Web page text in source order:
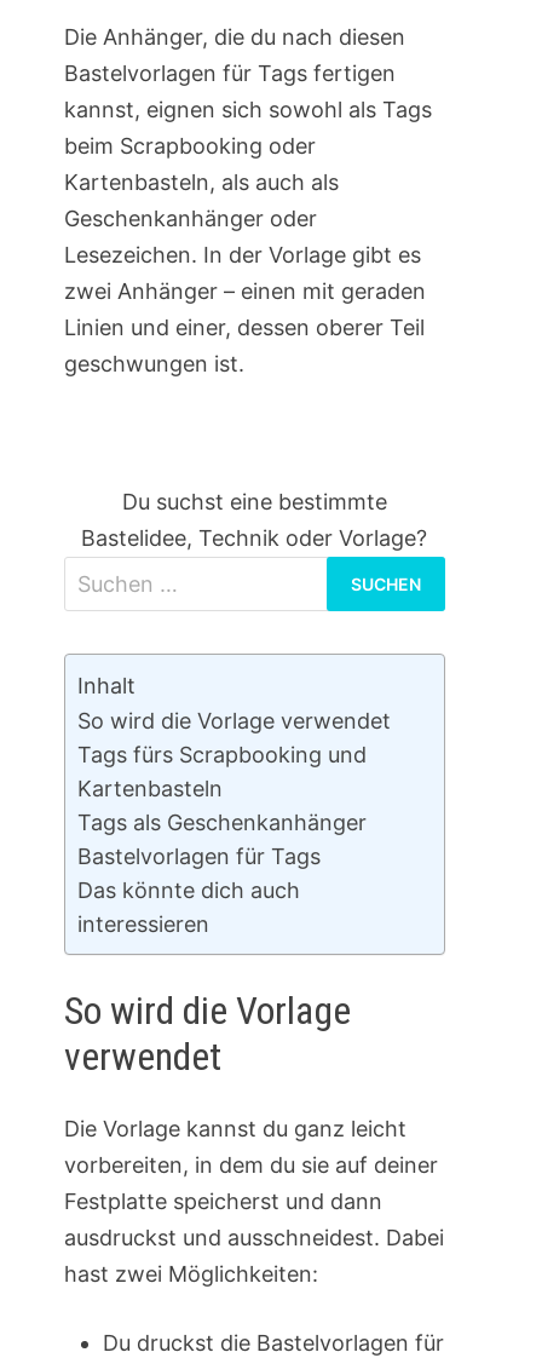
Die Anhänger, die du nach diesen
Bastelvorlagen für Tags fertigen
kannst, eignen sich sowohl als Tags
beim Scrapbooking oder
Kartenbasteln, als auch als
Geschenkanhänger oder
Lesezeichen. In der Vorlage gibt es
zwei Anhänger – einen mit geraden
Linien und einer, dessen oberer Teil
geschwungen ist.
Du suchst eine bestimmte
Bastelidee, Technik oder Vorlage?
nach:
Inhalt
So wird die Vorlage verwendet
Tags fürs Scrapbooking und
Kartenbasteln
Tags als Geschenkanhänger
Bastelvorlagen für Tags
Das könnte dich auch
interessieren
So wird die Vorlage
verwendet
Die Vorlage kannst du ganz leicht
vorbereiten, in dem du sie auf deiner
Festplatte speicherst und dann
ausdruckst und ausschneidest. Dabei
hast zwei Möglichkeiten:
Du druckst die Bastelvorlagen für